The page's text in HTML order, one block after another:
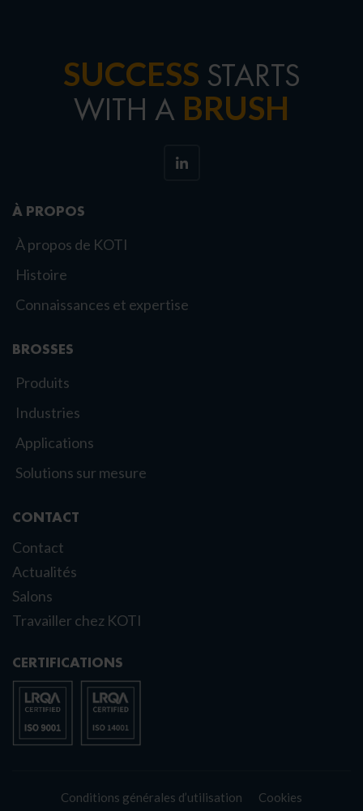
SUCCESS STARTS
WITH A BRUSH
À PROPOS
À propos de KOTI
Histoire
Connaissances et expertise
BROSSES
Produits
Industries
Applications
Solutions sur mesure
CONTACT
Contact
Actualités
Salons
Travailler chez KOTI
CERTIFICATIONS
Conditions générales d’utilisation
Cookies